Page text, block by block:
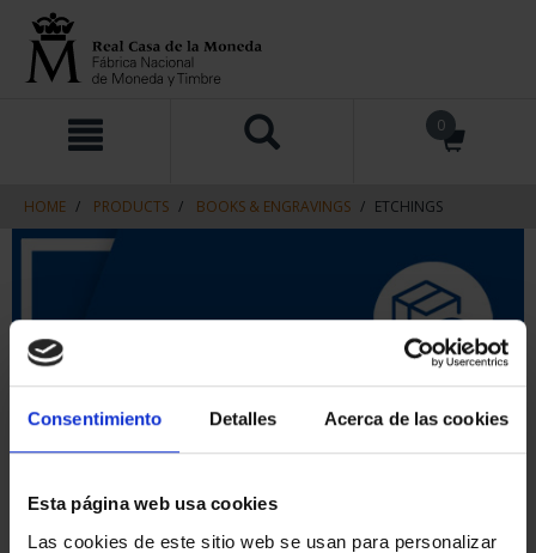
Consentimiento Detalles Acerca de las cookies
Esta página web usa cookies
Las cookies de este sitio web se usan para personalizar
navigation
0
HOME PRODUCTS BOOKS & ENGRAVINGS ETCHINGS